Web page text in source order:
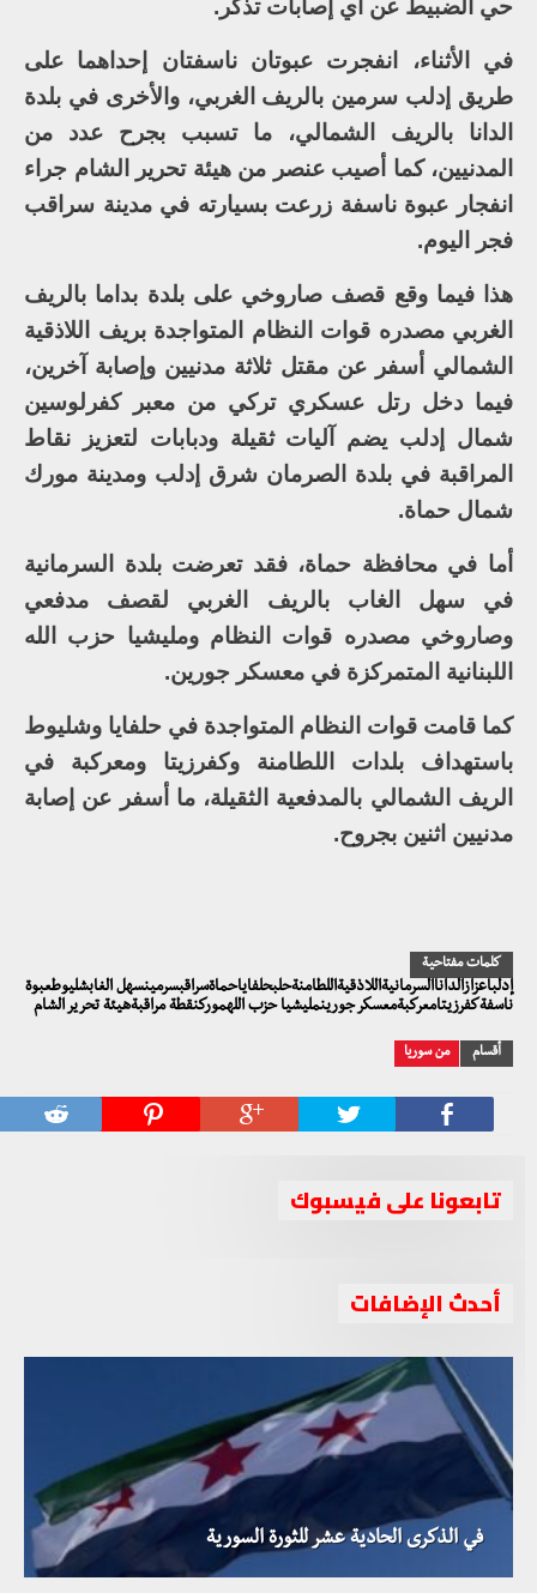
حي الضبيط عن أي إصابات تذكر.
في الأثناء، انفجرت عبوتان ناسفتان إحداهما على
طريق إدلب سرمين بالريف الغربي، والأخرى في بلدة
الدانا بالريف الشمالي، ما تسبب بجرح عدد من
المدنيين، كما أصيب عنصر من هيئة تحرير الشام جراء
انفجار عبوة ناسفة زرعت بسيارته في مدينة سراقب
فجر اليوم.
هذا فيما وقع قصف صاروخي على بلدة بداما بالريف
الغربي مصدره قوات النظام المتواجدة بريف اللاذقية
الشمالي أسفر عن مقتل ثلاثة مدنيين وإصابة آخرين،
فيما دخل رتل عسكري تركي من معبر كفرلوسين
شمال إدلب يضم آليات ثقيلة ودبابات لتعزيز نقاط
المراقبة في بلدة الصرمان شرق إدلب ومدينة مورك
شمال حماة.
أما في محافظة حماة، فقد تعرضت بلدة السرمانية
في سهل الغاب بالريف الغربي لقصف مدفعي
وصاروخي مصدره قوات النظام ومليشيا حزب الله
اللبنانية المتمركزة في معسكر جورين.
كما قامت قوات النظام المتواجدة في حلفايا وشليوط
باستهداف بلدات اللطامنة وكفرزيتا ومعركبة في
الريف الشمالي بالمدفعية الثقيلة، ما أسفر عن إصابة
مدنيين اثنين بجروح.
كلمات مفتاحية
إدلباعزازالداناالسرمانيةاللاذقيةاللطامنةحلبحلفاياحماةسراقبسرمينسهل الغابشليوطعبوة
ناسفةكفرزيتامعركبةمعسكر جورينمليشيا حزب اللهموركنقطة مراقبةهيئة تحرير الشام
أقسام من سوريا
تابعونا على فيسبوك
أحدث الإضافات
في الذكرى الحادية عشر للثورة السورية